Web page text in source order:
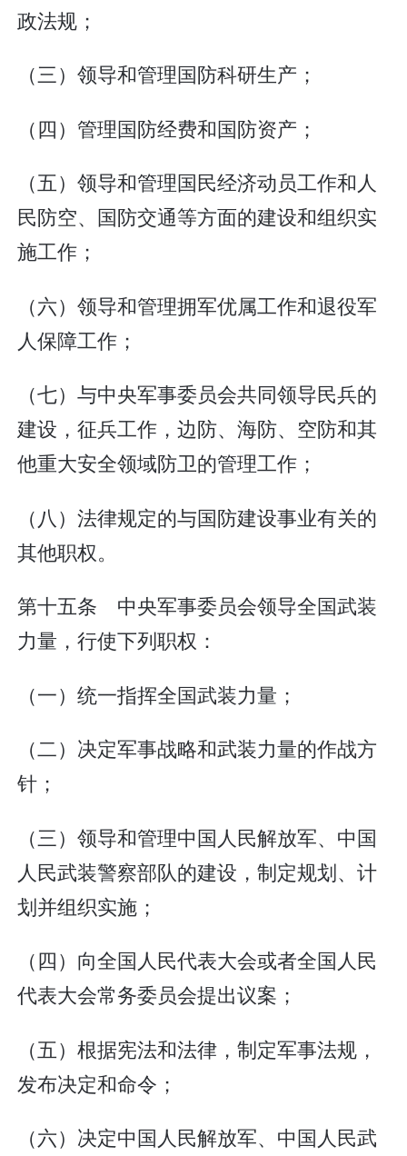
政法规；
（三）领导和管理国防科研生产；
（四）管理国防经费和国防资产；
（五）领导和管理国民经济动员工作和人
民防空、国防交通等方面的建设和组织实
施工作；
（六）领导和管理拥军优属工作和退役军
人保障工作；
（七）与中央军事委员会共同领导民兵的
建设，征兵工作，边防、海防、空防和其
他重大安全领域防卫的管理工作；
（八）法律规定的与国防建设事业有关的
其他职权。
第十五条 中央军事委员会领导全国武装
力量，行使下列职权：
（一）统一指挥全国武装力量；
（二）决定军事战略和武装力量的作战方
针；
（三）领导和管理中国人民解放军、中国
人民武装警察部队的建设，制定规划、计
划并组织实施；
（四）向全国人民代表大会或者全国人民
代表大会常务委员会提出议案；
（五）根据宪法和法律，制定军事法规，
发布决定和命令；
（六）决定中国人民解放军、中国人民武